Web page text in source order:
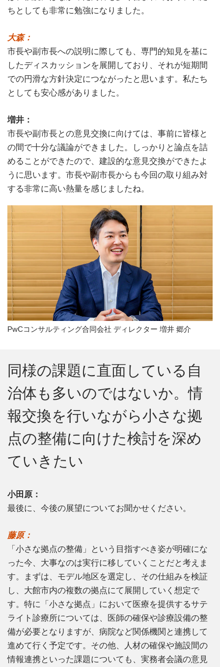
PwCコンサルティング合同会社 ディレクター 増井 郷介
ちとしても非常に勉強になりました。
大森：
市長や副市長への説明に際しても、専門的知見を基に
したディスカッションを展開しており、それが短期間
での円滑な方針決定につながったと思います。私たち
としても安心感がありました。
増井：
市長や副市長との意見交換に向けては、事前に皆様と
の間で十分な議論ができました。しっかりと論点を詰
めることができたので、建設的な意見交換ができたよ
うに思います。市長や副市長からも今回の取り組み対
する非常に高い熱量を感じましたね。
同様の課題に直面している自
治体も多いのではないか。情
報交換を行いながら小さな拠
点の整備に向けた検討を深め
ていきたい
小田原：
最後に、今後の展望についてお聞かせください。
藤原：
「小さな拠点の整備」という目指すべき姿が明確にな
った今、大事なのは実行に移していくことだと考えま
す。まずは、モデル地区を選定し、その仕組みを検証
し、大館市内の複数の拠点にて展開していく想定で
す。特に「小さな拠点」において医療を提供するサテ
ライト診療所については、医師の確保や診療設備の整
備が必要となりますが、病院など関係機関と連携して
進めて行く予定です。その他、人材の確保や施設間の
情報連携といった課題についても、実務者会議の意見